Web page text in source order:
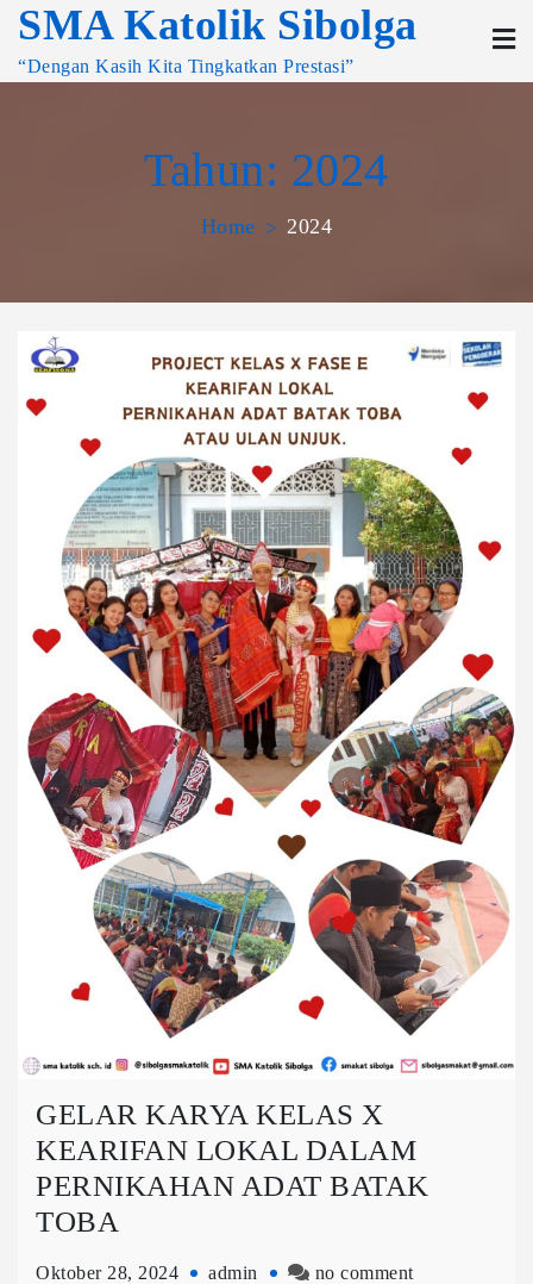
SMA Katolik Sibolga
“Dengan Kasih Kita Tingkatkan Prestasi”
Tahun: 2024
Home 2024
GELAR KARYA KELAS X
KEARIFAN LOKAL DALAM
PERNIKAHAN ADAT BATAK
TOBA
Oktober 28, 2024 admin no comment